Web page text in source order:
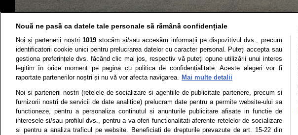
Știri Test drive Mașini electrice
Termeni si conditii Politica de confidentialitate
Nouă ne pasă ca datele tale personale să rămână confidențiale
Noi și partenerii noștri 1019stocăm și/sau accesăm informații pe dispozitivul dvs., precum
identificatorii cookie unici pentru prelucrarea datelor cu caracter personal. Puteți accepta sau
gestiona preferințele dvs. făcând clic mai jos, respectiv vă puteți opune utilizării unui interes
legitim în orice moment pe pagina cu politica de confidențialitate. Aceste alegeri vor fi
raportate partenerilor noștri și nu vă vor afecta navigarea. Mai multe detalii
Noi si partenerii nostri (retelele de socializare si agentiile de publicitate partenere, precum si
furnizorii nostri de servicii de date analitice) prelucram date pentru a permite website-ului sa
functioneze, pentru a personaliza continutul si anunturile publicitare afisate in functie de
interesele si/sau profilul dvs., pentru a va oferi functionalitati aferente retelelor de socializare
si pentru a analiza traficul pe website. Beneficiati de drepturile prevazute de art. 15-22 din